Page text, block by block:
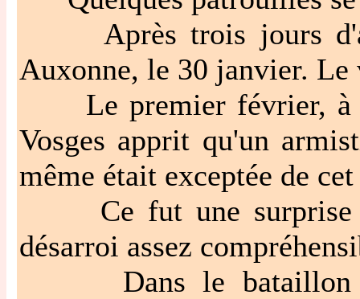
Après trois jours
Auxonne, le 30 janvier.
Le premier février, à
Vosges apprit qu'un
même était exceptée de
Ce fut une surprise
désarroi assez
Dans le bataillon